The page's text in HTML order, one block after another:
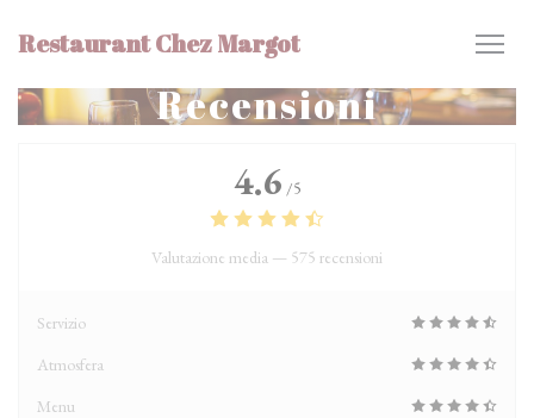
Restaurant Chez Margot
Recensioni
4.6 /5
Valutazione media — 575 recensioni
Servizio
Atmosfera
Menu